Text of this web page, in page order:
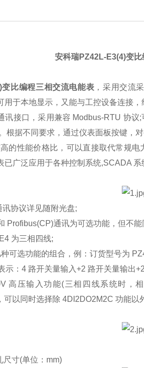
安科瑞PZ42L-E3(4)变
比编程三相交流电能表 ，采用交流
于本地显示，又能与工控设备连接，
接口，采用兼容 Modbus-RTU 协议;
根据不同要求，通过仪表面板按键，
性能价格比，可以直接取代常规电
广泛应用于各种控制系统,SCADA 系
协议详见随附光盘;
通讯为可选功能，但不能
为三相四线;
选功能的组合，例：订货型号为
：4 路开关量输入+2 路开关量输出
压输入功能(三相四线系统时，
以同时选择除 4DI2DO2M2C 功能以
寸(单位：mm)